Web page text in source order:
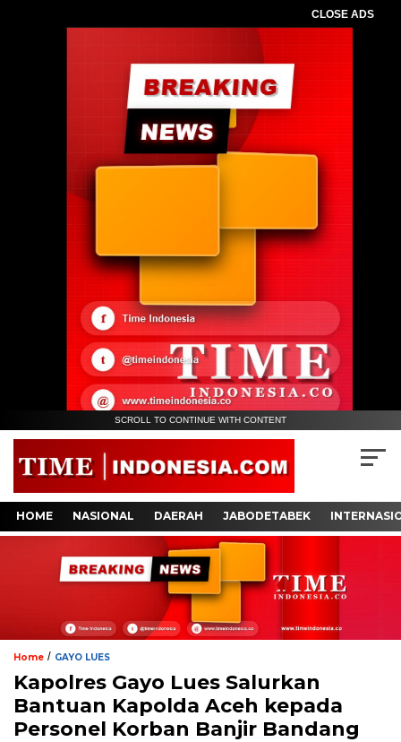
CLOSE ADS
SCROLL TO CONTINUE WITH CONTENT
HOME NASIONAL DAERAH JABODETABEK
Home / GAYO LUES
Kapolres Gayo Lues Salurkan
Bantuan Kapolda Aceh kepada
Personel Korban Banjir Bandang